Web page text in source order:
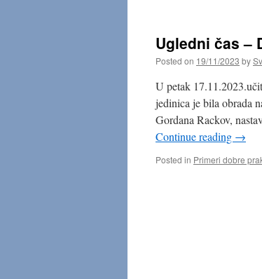
Ugledni čas –
Posted on 19/11/2023 by
U petak
jedinica je bila obrada
Gordana Rackov,
Continue reading →
Posted in Primeri dobre